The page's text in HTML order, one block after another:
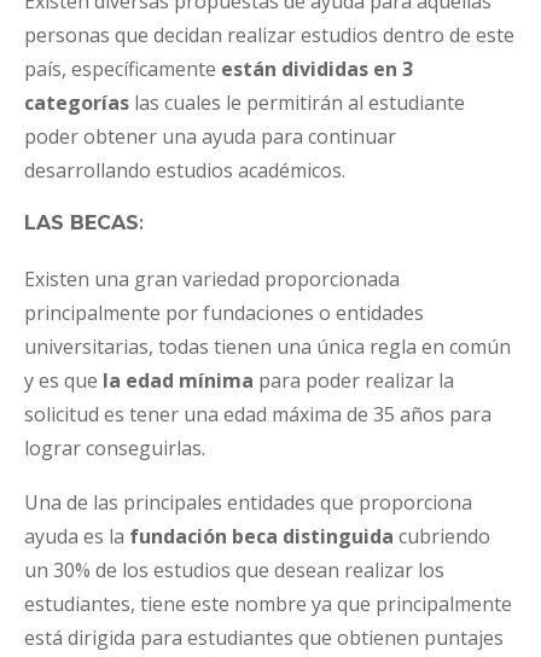
personas que decidan realizar estudios dentro de este
país, específicamente están divididas en 3
categorías las cuales le permitirán al estudiante
poder obtener una ayuda para continuar
desarrollando estudios académicos.
LAS BECAS:
Existen una gran variedad proporcionada
principalmente por fundaciones o entidades
universitarias, todas tienen una única regla en común
y es que la edad mínima para poder realizar la
solicitud es tener una edad máxima de 35 años para
lograr conseguirlas.
Una de las principales entidades que proporciona
ayuda es la fundación beca distinguida cubriendo
un 30% de los estudios que desean realizar los
estudiantes, tiene este nombre ya que principalmente
está dirigida para estudiantes que obtienen puntajes